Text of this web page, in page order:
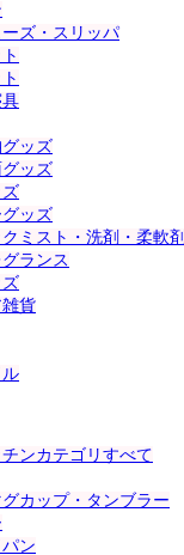
ズ・スリッパ
ッズ
ッズ
ズ
ッズ
ミスト・洗剤・柔軟剤
ランス
貨
ンカテゴリすべて
カップ・タンブラー
ン